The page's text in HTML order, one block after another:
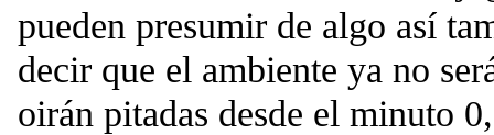
pueden presumir de algo así
decir que el ambiente ya no
oirán pitadas desde el minuto